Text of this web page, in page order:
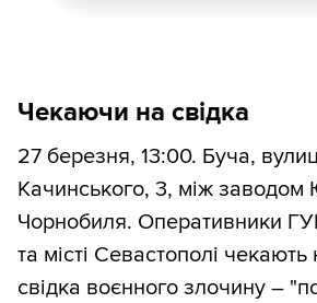
Чекаючи на свідка
27 березня, 13:00. Буча,
Качинського, 3, між
Чорнобиля. Оперативники
та місті Севастополі чекають
свідка воєнного злочину –